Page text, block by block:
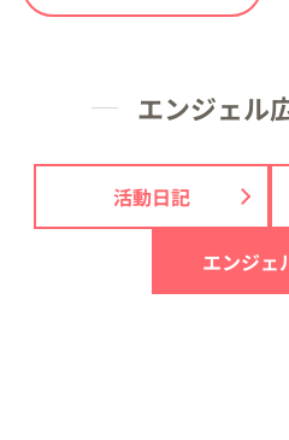
エンジェル
活動日記
エンジェ